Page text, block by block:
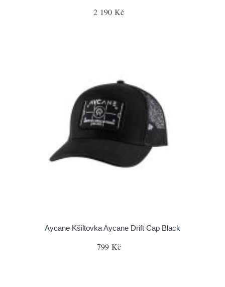
2 190 Kč
Aycane Kšiltovka Aycane Drift Cap Black
799 Kč